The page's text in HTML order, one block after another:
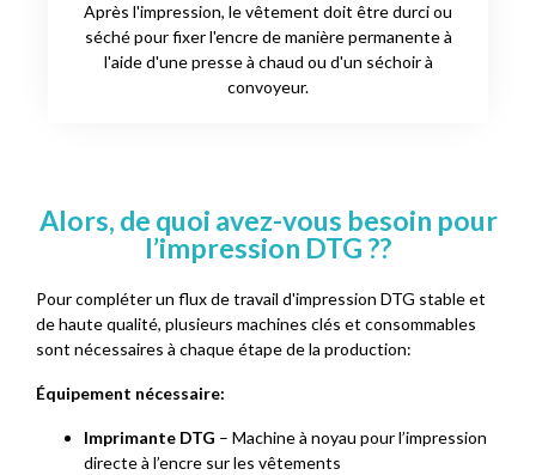
Après l'impression, le vêtement doit être durci ou
séché pour fixer l'encre de manière permanente à
l'aide d'une presse à chaud ou d'un séchoir à
convoyeur.
Alors, de quoi avez-vous besoin pour
l’impression DTG ??
Pour compléter un flux de travail d'impression DTG stable et
de haute qualité, plusieurs machines clés et consommables
sont nécessaires à chaque étape de la production:
Équipement nécessaire:
Imprimante DTG – Machine à noyau pour l’impression
directe à l’encre sur les vêtements